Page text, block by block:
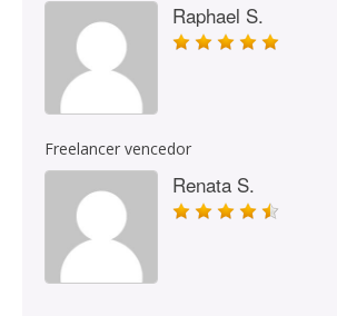
Raphael S.
Freelancer vencedor
Renata S.